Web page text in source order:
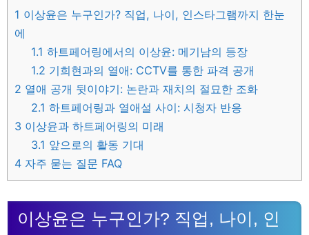
1 이상윤은 누구인가? 직업, 나이, 인스타그램까지 한눈
에
1.1 하트페어링에서의 이상윤: 메기남의 등장
1.2 기희현과의 열애: CCTV를 통한 파격 공개
2 열애 공개 뒷이야기: 논란과 재치의 절묘한 조화
2.1 하트페어링과 열애설 사이: 시청자 반응
3 이상윤과 하트페어링의 미래
3.1 앞으로의 활동 기대
4 자주 묻는 질문 FAQ
이상윤은 누구인가? 직업, 나이, 인